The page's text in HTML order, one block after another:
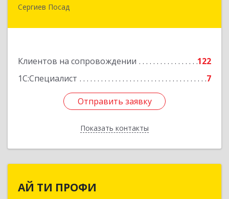
Сергиев Посад
Клиентов на сопровождении
122
1С:Специалист
7
Отправить заявку
Показать контакты
141304, Московская обл, Сергиево-Посадский
Подробнее
Отправить заявку
Назад
АЙ ТИ ПРОФИ